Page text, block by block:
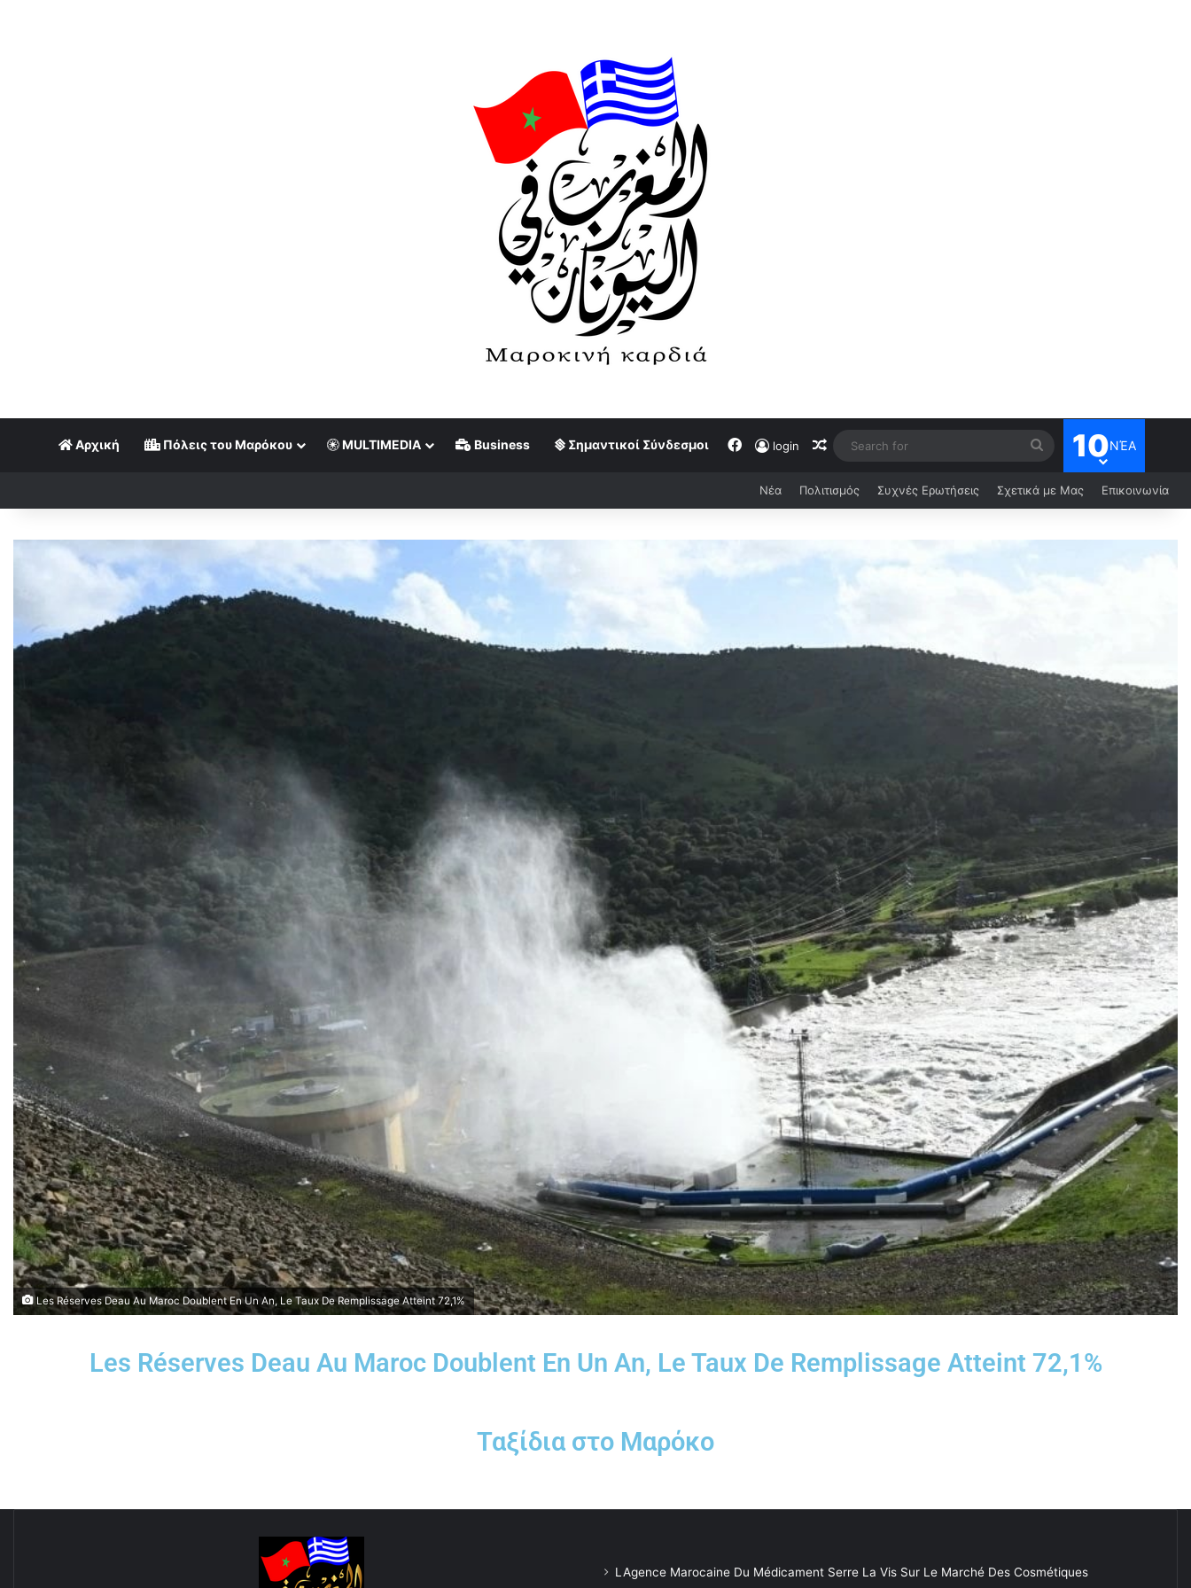
Αρχική Πόλεις του Μαρόκου MULTIMEDIA Business Σημαντικοί Σύνδεσμοι login 10ΝΈΑ
Νέα Πολιτισμός Συχνές Ερωτήσεις Σχετικά με Μας Επικοινωνία
Les Réserves Deau Au Maroc Doublent En Un An, Le Taux De Remplissage Atteint 72,1%
Les Réserves Deau Au Maroc Doublent En Un An, Le Taux De Remplissage Atteint 72,1%
Ταξίδια στο Μαρόκο
LAgence Marocaine Du Médicament Serre La Vis Sur Le Marché Des Cosmétiques